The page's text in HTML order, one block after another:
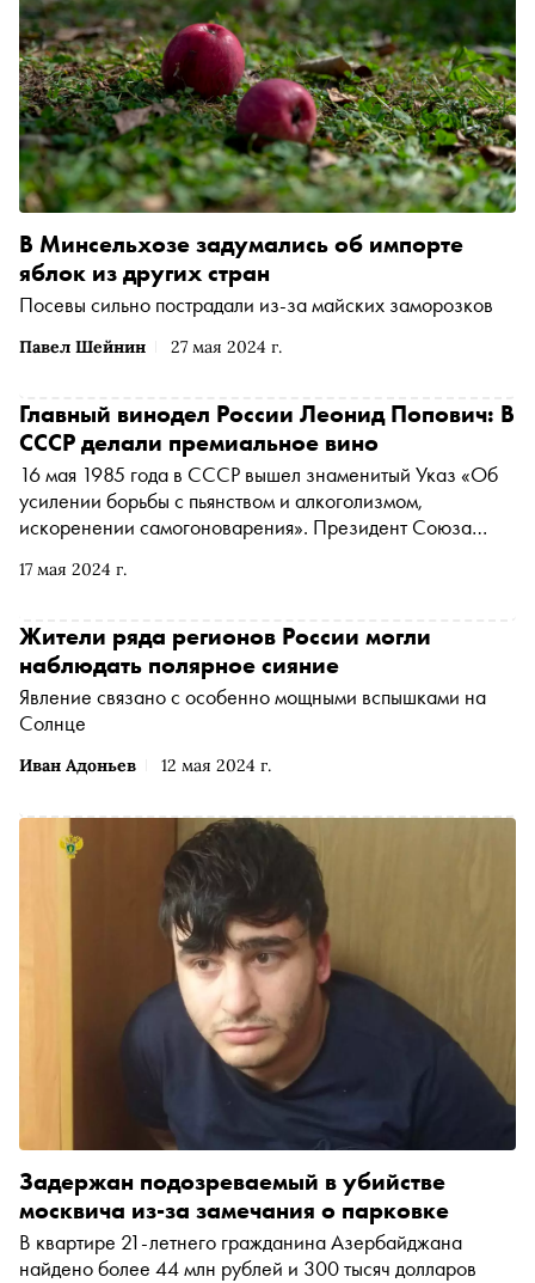
Павел Шейнин 27 мая 2024 г.
В Минсельхозе задумались об импорте
яблок из других стран
Посевы сильно пострадали из-за майских заморозков
17 мая 2024 г.
Главный винодел России Леонид Попович: В
СССР делали премиальное вино
16 мая 1985 года в СССР вышел знаменитый Указ «Об
усилении борьбы с пьянством и алкоголизмом,
искоренении самогоноварения». Президент Союза
рассказал «Снобу», как винная промышленность жила
Иван Адоньев 12 мая 2024 г.
Жители ряда регионов России могли
наблюдать полярное сияние
Явление связано с особенно мощными вспышками на
Солнце
Задержан подозреваемый в убийстве
москвича из-за замечания о парковке
В квартире 21-летнего гражданина Азербайджана
найдено более 44 млн рублей и 300 тысяч долларов